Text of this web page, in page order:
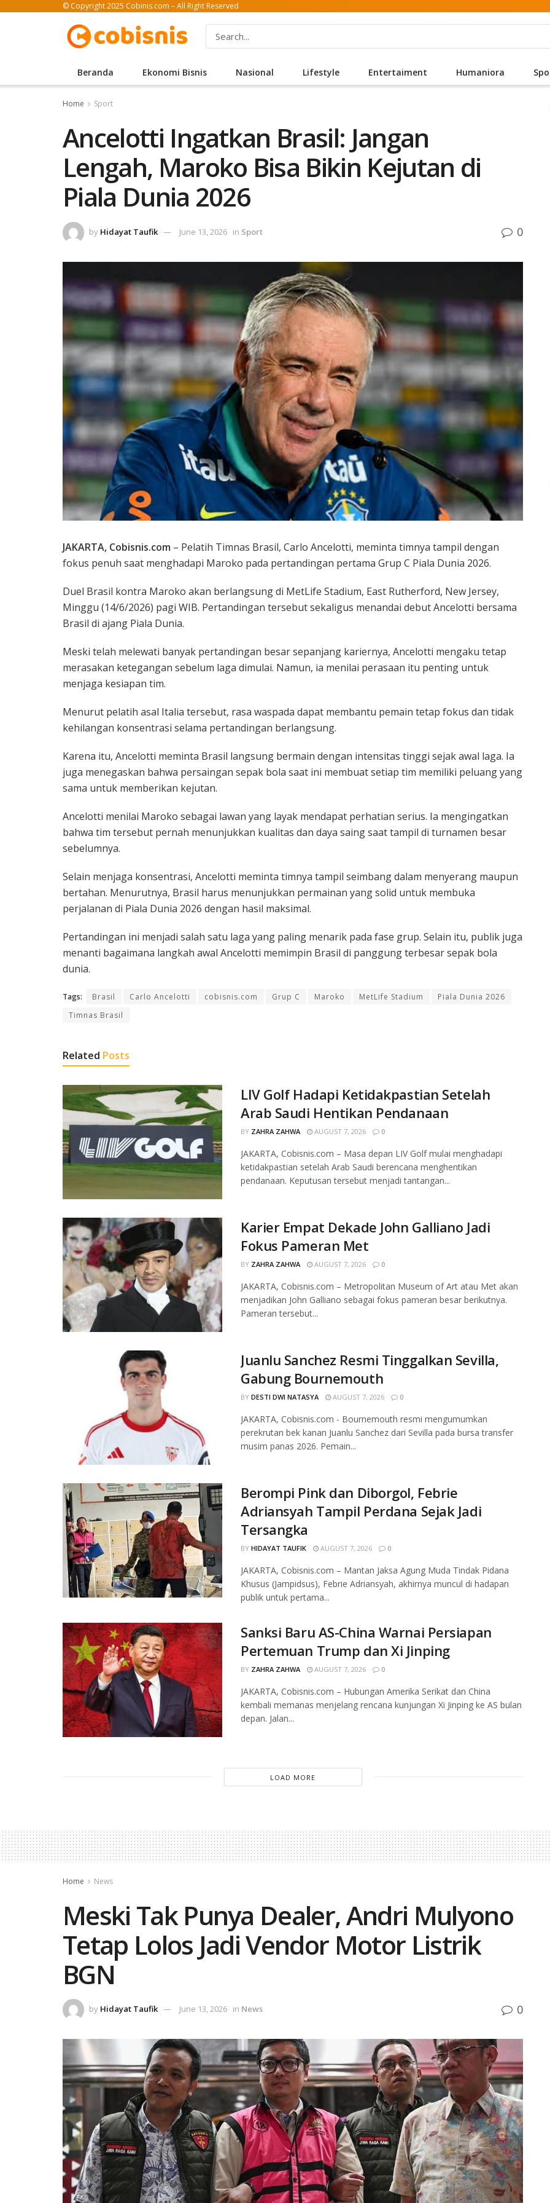
© Copyright 2025 Cobinis.com – All Right Reserved
Beranda Ekonomi Bisnis Nasional Lifestyle Entertaiment Humaniora
Home Sport
Ancelotti Ingatkan Brasil: Jangan
Lengah, Maroko Bisa Bikin Kejutan di
Piala Dunia 2026
by Hidayat Taufik June 13, 2026 in Sport 0
JAKARTA, Cobisnis.com – Pelatih Timnas Brasil, Carlo Ancelotti, meminta timnya tampil dengan
fokus penuh saat menghadapi Maroko pada pertandingan pertama Grup C Piala Dunia 2026.
Duel Brasil kontra Maroko akan berlangsung di MetLife Stadium, East Rutherford, New Jersey,
Minggu (14/6/2026) pagi WIB. Pertandingan tersebut sekaligus menandai debut Ancelotti bersama
Brasil di ajang Piala Dunia.
Meski telah melewati banyak pertandingan besar sepanjang kariernya, Ancelotti mengaku tetap
merasakan ketegangan sebelum laga dimulai. Namun, ia menilai perasaan itu penting untuk
menjaga kesiapan tim.
Menurut pelatih asal Italia tersebut, rasa waspada dapat membantu pemain tetap fokus dan tidak
kehilangan konsentrasi selama pertandingan berlangsung.
Karena itu, Ancelotti meminta Brasil langsung bermain dengan intensitas tinggi sejak awal laga. Ia
juga menegaskan bahwa persaingan sepak bola saat ini membuat setiap tim memiliki peluang yang
sama untuk memberikan kejutan.
Ancelotti menilai Maroko sebagai lawan yang layak mendapat perhatian serius. Ia mengingatkan
bahwa tim tersebut pernah menunjukkan kualitas dan daya saing saat tampil di turnamen besar
sebelumnya.
Selain menjaga konsentrasi, Ancelotti meminta timnya tampil seimbang dalam menyerang maupun
bertahan. Menurutnya, Brasil harus menunjukkan permainan yang solid untuk membuka
perjalanan di Piala Dunia 2026 dengan hasil maksimal.
Pertandingan ini menjadi salah satu laga yang paling menarik pada fase grup. Selain itu, publik juga
menanti bagaimana langkah awal Ancelotti memimpin Brasil di panggung terbesar sepak bola
dunia.
Tags: Brasil Carlo Ancelotti cobisnis.com Grup C Maroko MetLife Stadium
Piala Dunia 2026
Timnas Brasil
Related Posts
LIV Golf Hadapi Ketidakpastian Setelah
Arab Saudi Hentikan Pendanaan
BY ZAHRA ZAHWA AUGUST 7, 2026 0
JAKARTA, Cobisnis.com – Masa depan LIV Golf mulai menghadapi
ketidakpastian setelah Arab Saudi berencana menghentikan
pendanaan. Keputusan tersebut menjadi tantangan...
Karier Empat Dekade John Galliano Jadi
Fokus Pameran Met
BY ZAHRA ZAHWA AUGUST 7, 2026 0
JAKARTA, Cobisnis.com – Metropolitan Museum of Art atau Met akan
menjadikan John Galliano sebagai fokus pameran besar berikutnya.
Pameran tersebut...
Juanlu Sanchez Resmi Tinggalkan Sevilla,
Gabung Bournemouth
BY DESTI DWI NATASYA AUGUST 7, 2026 0
JAKARTA, Cobisnis.com - Bournemouth resmi mengumumkan
perekrutan bek kanan Juanlu Sanchez dari Sevilla pada bursa transfer
musim panas 2026. Pemain...
Berompi Pink dan Diborgol, Febrie
Adriansyah Tampil Perdana Sejak Jadi
Tersangka
BY HIDAYAT TAUFIK AUGUST 7, 2026 0
JAKARTA, Cobisnis.com – Mantan Jaksa Agung Muda Tindak Pidana
Khusus (Jampidsus), Febrie Adriansyah, akhirnya muncul di hadapan
publik untuk pertama...
Sanksi Baru AS-China Warnai Persiapan
Pertemuan Trump dan Xi Jinping
BY ZAHRA ZAHWA AUGUST 7, 2026 0
JAKARTA, Cobisnis.com – Hubungan Amerika Serikat dan China
kembali memanas menjelang rencana kunjungan Xi Jinping ke AS bulan
depan. Jalan...
LOAD MORE
Home News
Meski Tak Punya Dealer, Andri Mulyono
Tetap Lolos Jadi Vendor Motor Listrik
BGN
by Hidayat Taufik June 13, 2026 in News 0